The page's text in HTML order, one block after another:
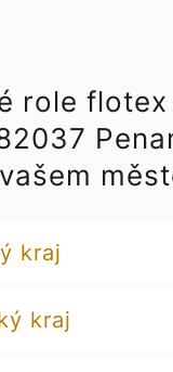
role
vašem
kraj
kraj